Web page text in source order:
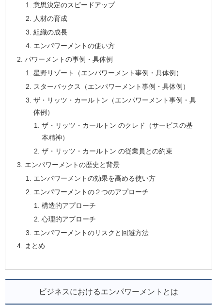
意思決定のスピードアップ
人材の育成
組織の成長
エンパワーメントの使い方
パワーメントの事例・具体例
星野リゾート（エンパワーメント事例・具体例）
スターバックス（エンパワーメント事例・具体例）
ザ・リッツ・カールトン（エンパワーメント事例・具
体例）
ザ・リッツ・カールトン のクレド（サービスの基
本精神）
ザ・リッツ・カールトン の従業員との約束
エンパワーメントの歴史と背景
エンパワーメントの効果を高める使い方
エンパワーメントの２つのアプローチ
構造的アプローチ
心理的アプローチ
エンパワーメントのリスクと回避方法
まとめ
ビジネスにおけるエンパワーメントとは